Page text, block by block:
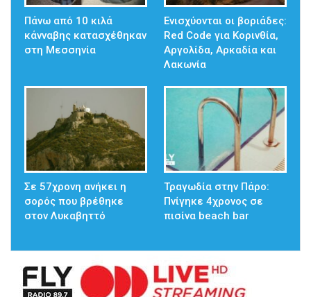
Πάνω από 10 κιλά
κάνναβης κατασχέθηκαν
στη Μεσσηνία
Ενισχύονται οι βοριάδες:
Red Code για Κορινθία,
Αργολίδα, Αρκαδία και
Λακωνία
Σε 57χρονη ανήκει η
σορός που βρέθηκε
στον Λυκαβηττό
Τραγωδία στην Πάρο:
Πνίγηκε 4χρονος σε
πισίνα beach bar